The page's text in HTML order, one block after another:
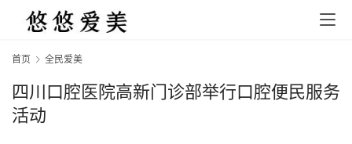
首页 全民爱美
四川口腔医院高新门诊部举行口腔便民服务
活动